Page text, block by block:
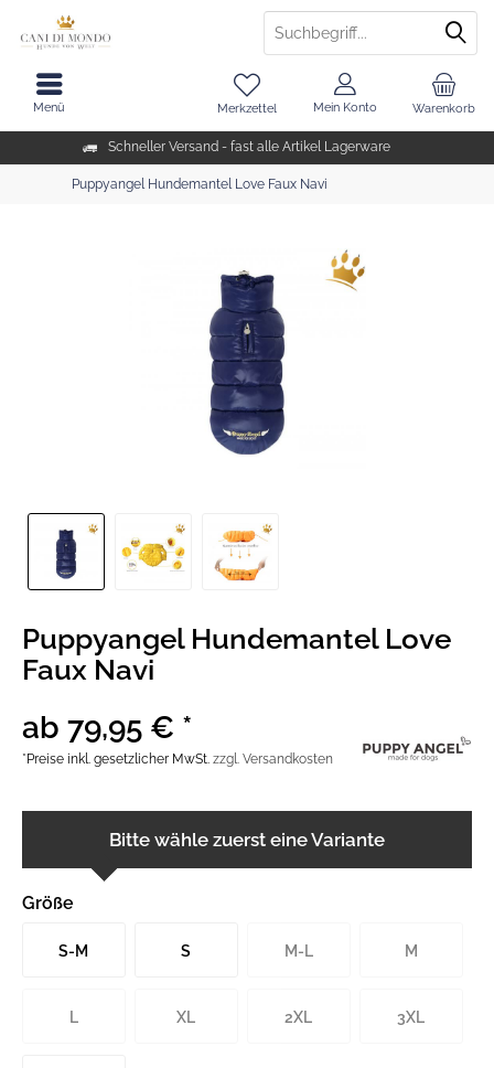
Schneller Versand - fast alle Artikel Lagerware
Warenkorb
Merkzettel Mein Konto
Menü
Puppyangel Hundemantel Love Faux Navi
Puppyangel Hundemantel Love
Faux Navi
ab 79,95 € *
*Preise inkl. gesetzlicher MwSt. zzgl. Versandkosten
Bitte wähle zuerst eine Variante
Größe
S-M S M-L M
L XL 2XL 3XL